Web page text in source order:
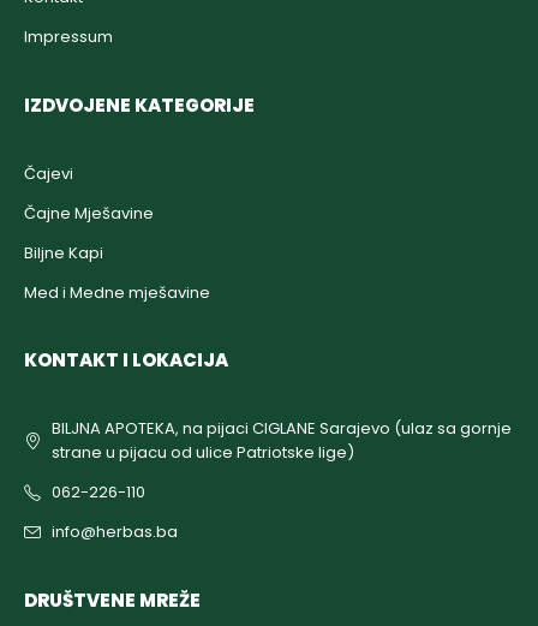
Impressum
IZDVOJENE KATEGORIJE
Čajevi
Čajne Mješavine
Biljne Kapi
Med i Medne mješavine
KONTAKT I LOKACIJA
BILJNA APOTEKA, na pijaci CIGLANE Sarajevo (ulaz sa gornje
strane u pijacu od ulice Patriotske lige)
062-226-110
info@herbas.ba
DRUŠTVENE MREŽE